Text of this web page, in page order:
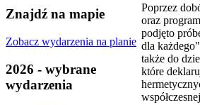
Znajdź na mapie
Zobacz wydarzenia na planie
2026 - wybrane
wydarzenia
Poprzez
oraz
podjęto
dla
także do
które